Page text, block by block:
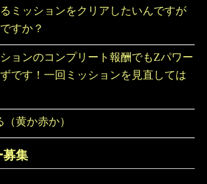
ミッションをクリアしたいんですが
すか？
ョンのコンプリート報酬でもZパワー
です！一回ミッションを見直しては
黄か赤か）
募集